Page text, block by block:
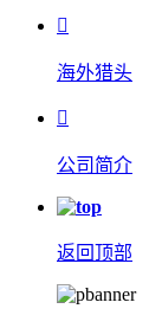

海外猎头

公司简介
返回顶部